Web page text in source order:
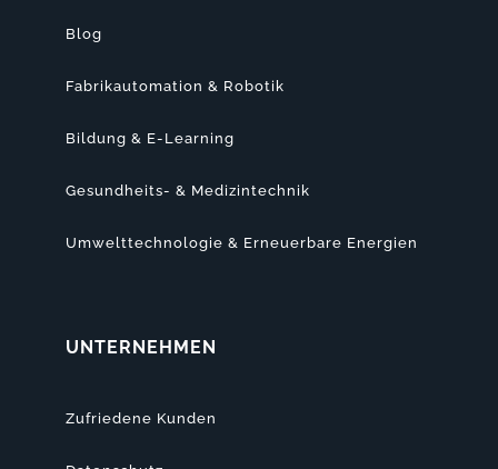
Blog
Fabrikautomation & Robotik
Bildung & E-Learning
Gesundheits- & Medizintechnik
Umwelttechnologie & Erneuerbare Energien
UNTERNEHMEN
Zufriedene Kunden